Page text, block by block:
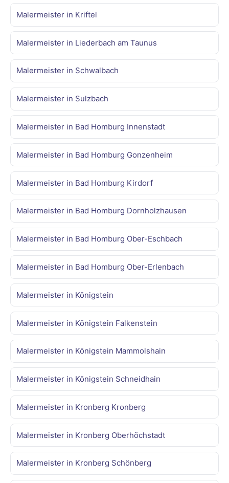
Malermeister in Kriftel
Malermeister in Liederbach am Taunus
Malermeister in Schwalbach
Malermeister in Sulzbach
Malermeister in Bad Homburg Innenstadt
Malermeister in Bad Homburg Gonzenheim
Malermeister in Bad Homburg Kirdorf
Malermeister in Bad Homburg Dornholzhausen
Malermeister in Bad Homburg Ober-Eschbach
Malermeister in Bad Homburg Ober-Erlenbach
Malermeister in Königstein
Malermeister in Königstein Falkenstein
Malermeister in Königstein Mammolshain
Malermeister in Königstein Schneidhain
Malermeister in Kronberg Kronberg
Malermeister in Kronberg Oberhöchstadt
Malermeister in Kronberg Schönberg